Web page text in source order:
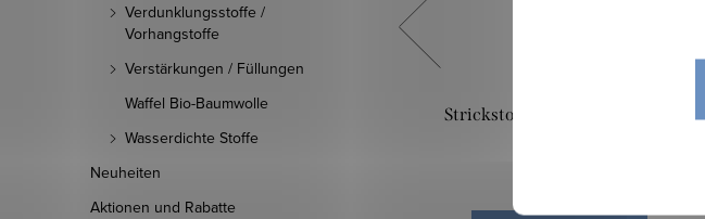
Verdunklungsstoffe /
Vorhangstoffe
Verstärkungen / Füllungen
Waffel Bio-Baumwolle
Wasserdichte Stoffe
Neuheiten
Aktionen und Rabatte
Strickstoff 3D Zöpfe - Dunkelgrau
meliertes
Strickstoff 3D Zöpfe - Brauner